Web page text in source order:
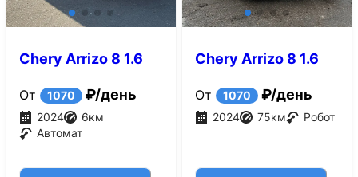
Chery Arrizo 8 1.6
От 1070 ₽/день
2024 6км
Автомат
Chery Arrizo 8 1.6
От 1070 ₽/день
2024 75км Робот